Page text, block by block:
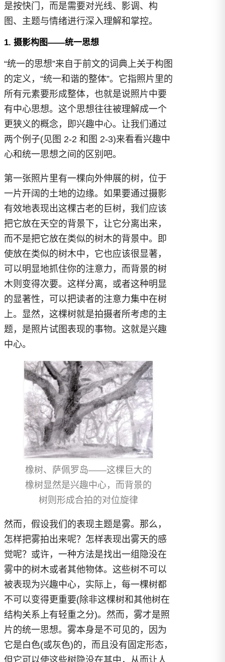
是按快门，而是需要对光线、影调、构
图、主题与情绪进行深入理解和掌控。
1. 摄影构图——统一思想
“统一的思想”来自于前文的词典上关于构图
的定义，“统一和谐的整体”。它指照片里的
所有元素要形成整体，也就是说照片中要
有中心思想。这个思想往往被理解成一个
更狭义的概念，即兴趣中心。让我们通过
两个例子(见图 2-2 和图 2-3)来看看兴趣中
心和统一思想之间的区别吧。
第一张照片里有一棵向外伸展的树，位于
一片开阔的土地的边缘。如果要通过摄影
有效地表现出这棵古老的巨树，我们应该
把它放在天空的背景下，让它分离出来，
而不是把它放在类似的树木的背景中。即
使放在类似的树木中，它也应该很显著，
可以明显地抓住你的注意力，而背景的树
木则变得次要。这样分离，或者这种明显
的显著性，可以把读者的注意力集中在树
上。显然，这棵树就是拍摄者所考虑的主
题，是照片试图表现的事物。这就是兴趣
中心。
橡树、萨佩罗岛——这棵巨大的
橡树显然是兴趣中心，而背景的
树则形成合拍的对位旋律
然而，假设我们的表现主题是雾。那么，
怎样把雾拍出来呢？怎样表现出雾天的感
觉呢？或许，一种方法是找出一组隐没在
雾中的树木或者其他物体。这些树不可以
被表现为兴趣中心，实际上，每一棵树都
不可以变得更重要(除非这棵树和其他树在
结构关系上有轻重之分)。然而，雾才是照
片的统一思想。雾本身是不可见的，因为
它是白色(或灰色)的，而且没有固定形态，